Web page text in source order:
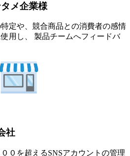
メ企業様
定や、競合商品との消費者の感情
用し、 製品チームへフィードバ
社
０を超えるSNSアカウントの管理